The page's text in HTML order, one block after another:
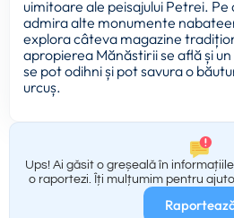
uimitoare ale peisajului Petrei.
admira alte monumente
explora câteva magazine
apropierea Mănăstirii se află și
se pot odihni și pot savura o
urcuș.
Ups! Ai găsit o greșeală în
o raportezi. Îți mulțumim pentru